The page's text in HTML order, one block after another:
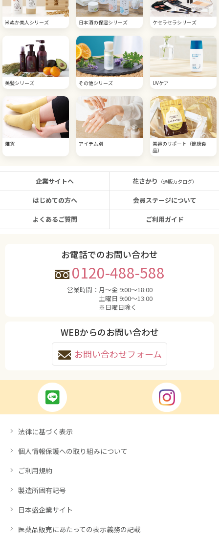
米ぬか美人シリーズ 日本酒の保湿シリーズ ケセラセラシリーズ
美髪シリーズ その他シリーズ UVケア
雑貨 アイテム別
美容のサポート（健康食
品）
企業サイトへ
はじめての方へ
よくあるご質問
花さかり （通販カタログ）
会員ステージについて
ご利用ガイド
お電話でのお問い合わせ
0120-488-588
営業時間： 月〜金 9:00〜18:00
土曜日 9:00〜13:00
※日曜日除く
WEBからのお問い合わせ
お問い合わせフォーム
法律に基づく表示
個人情報保護への取り組みについて
ご利用規約
製造所固有記号
日本盛企業サイト
医薬品販売にあたっての表示義務の記載